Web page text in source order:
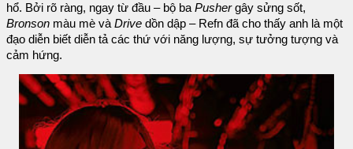
hổ. Bởi rõ ràng, ngay từ đầu – bộ ba Pushergây sửng sốt,
Bronson màu mè và Drive dồn dập – Refn đã cho thấy anh là một
đạo diễn biết diễn tả các thứ với năng lượng, sự tưởng tượng và
cảm hứng.